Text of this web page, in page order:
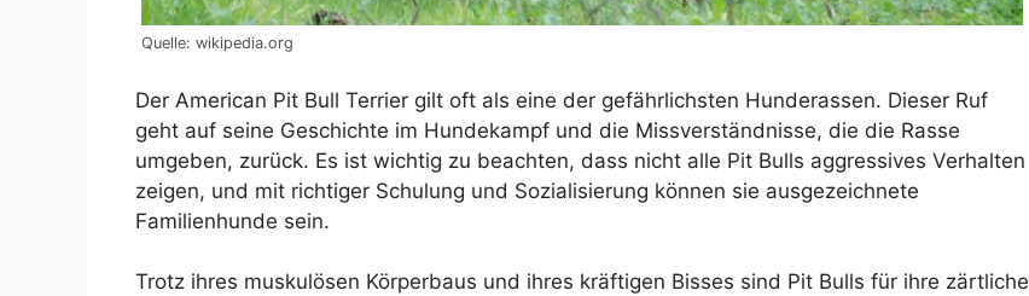
Quelle: wikipedia.org
Der American Pit Bull Terrier gilt oft als eine der gefährlichsten Hunderassen. Dieser Ruf
geht auf seine Geschichte im Hundekampf und die Missverständnisse, die die Rasse
umgeben, zurück. Es ist wichtig zu beachten, dass nicht alle Pit Bulls aggressives Verhalten
zeigen, und mit richtiger Schulung und Sozialisierung können sie ausgezeichnete
Familienhunde sein.
Trotz ihres muskulösen Körperbaus und ihres kräftigen Bisses sind Pit Bulls für ihre zärtliche